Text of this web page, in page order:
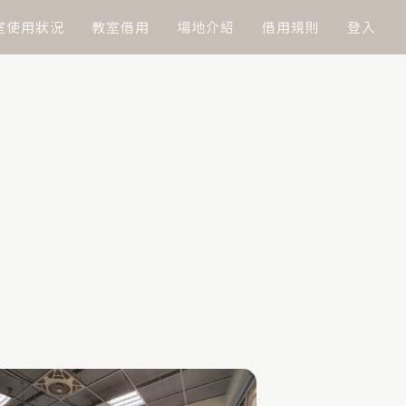
使用狀況 教室借用 場地介紹 借用規則 登入